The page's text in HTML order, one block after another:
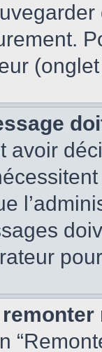
avoir